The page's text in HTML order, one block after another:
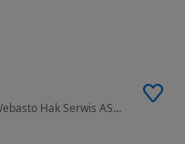
130 KM • Ford Transit 9-osob. SalonPL Webasto Hak Serwis ASO FV